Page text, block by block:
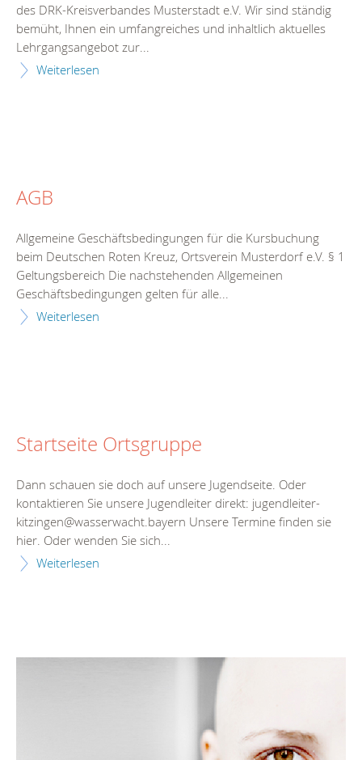
des DRK-Kreisverbandes Musterstadt e.V. Wir sind ständig
bemüht, Ihnen ein umfangreiches und inhaltlich aktuelles
Lehrgangsangebot zur...
Weiterlesen
AGB
Allgemeine Geschäftsbedingungen für die Kursbuchung
beim Deutschen Roten Kreuz, Ortsverein Musterdorf e.V. § 1
Geltungsbereich Die nachstehenden Allgemeinen
Geschäftsbedingungen gelten für alle...
Weiterlesen
Startseite Ortsgruppe
Dann schauen sie doch auf unsere Jugendseite. Oder
kontaktieren Sie unsere Jugendleiter direkt: jugendleiter-
kitzingen@wasserwacht.bayern Unsere Termine finden sie
hier. Oder wenden Sie sich...
Weiterlesen